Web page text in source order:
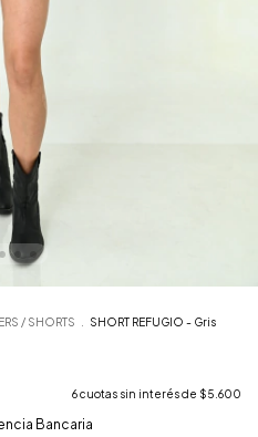
/ SHORTS SHORT REFUGIO - Gris
6cuotas sin interés de $5.600
Bancaria